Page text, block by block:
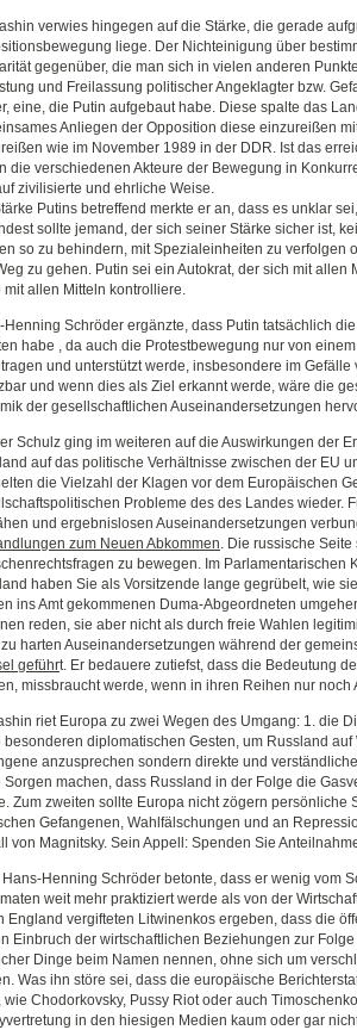
verwies hingegen auf die Stärke, die gerade
liege. Der Nichteinigung über
gegenüber, die man sich in vielen anderen
und Freilassung politischer Angeklagter bzw.
eine, die Putin aufgebaut habe. Diese spalte das
Anliegen der Opposition diese einzureißen
wie im November 1989 in der DDR. Ist das
die verschiedenen Akteure der Bewegung in
zivilisierte und ehrliche Weise.
Putins betreffend merkte er an, dass es unklar
sollte jemand, der sich seiner Stärke sicher ist,
so zu behindern, mit Spezialeinheiten zu verfolgen
zu gehen. Putin sei ein Autokrat, der sich mit allen
mit allen Mitteln kontrolliere.
Henning Schröder ergänzte, dass Putin tatsächlich
habe , da auch die Protestbewegung nur von
und unterstützt werde, insbesondere im
und wenn dies als Ziel erkannt werde, wäre die
der gesellschaftlichen Auseinandersetzungen
Schulz ging im weiteren auf die Auswirkungen der
auf das politische Verhältnisse zwischen der EU
die Vielzahl der Klagen vor dem Europäischen
Probleme des des Landes wieder.
und ergebnislosen Auseinandersetzungen
zum Neuen Abkommen. Die russische
zu bewegen. Im Parlamentarischen
haben Sie als Vorsitzende lange gegrübelt, wie
ins Amt gekommenen Duma-Abgeordneten
reden, sie aber nicht als durch freie Wahlen
zu harten Auseinandersetzungen während der
geführt. Er bedauere zutiefst, dass die Bedeutung
missbraucht werde, wenn in ihren Reihen nur noch
riet Europa zu zwei Wegen des Umgang: 1. die
besonderen diplomatischen Gesten, um Russland
anzusprechen sondern direkte und
Sorgen machen, dass Russland in der Folge die
Zum zweiten sollte Europa nicht zögern persönliche
Gefangenen, Wahlfälschungen und an
von Magnitsky. Sein Appell: Spenden Sie
Henning Schröder betonte, dass er wenig vom
weit mehr praktiziert werde als von der
England vergifteten Litwinenkos ergeben, dass die
Einbruch der wirtschaftlichen Beziehungen zur
Dinge beim Namen nennen, ohne sich um
Was ihn störe sei, dass die europäische
wie Chodorkovsky, Pussy Riot oder auch
in den hiesigen Medien kaum oder gar